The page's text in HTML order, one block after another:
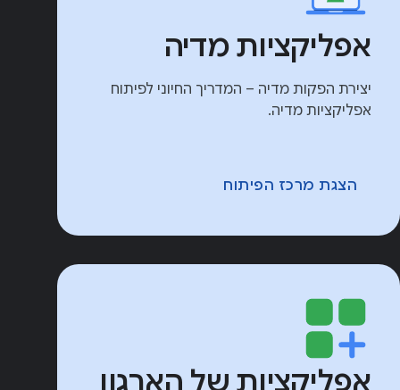
אפליקציות מדיה
יצירת הפקות מדיה – המדריך החיוני לפיתוח
אפליקציות מדיה.
הצגת מרכז הפיתוח
אפליקציות של הארגון